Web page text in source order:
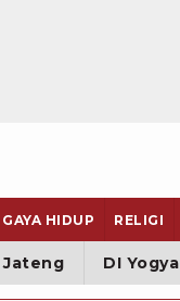
GAYA HIDUP RELIGI
Jateng DI Yogya